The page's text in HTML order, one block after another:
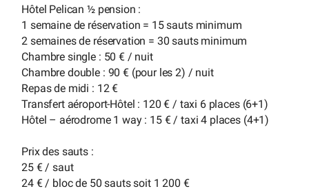
Hôtel Pelican ½ pension :
1 semaine de réservation = 15 sauts minimum
2 semaines de réservation = 30 sauts minimum
Chambre single : 50 € / nuit
Chambre double : 90 € (pour les 2) / nuit
Repas de midi : 12 €
Transfert aéroport-Hôtel : 120 € / taxi 6 places (6+1)
Hôtel – aérodrome 1 way : 15 € / taxi 4 places (4+1)
Prix des sauts :
25 € / saut
24 € / bloc de 50 sauts soit 1 200 €